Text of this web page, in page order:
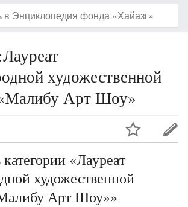
художественной
Арт Шоу»
«Лауреат
художественной
Арт Шоу»»